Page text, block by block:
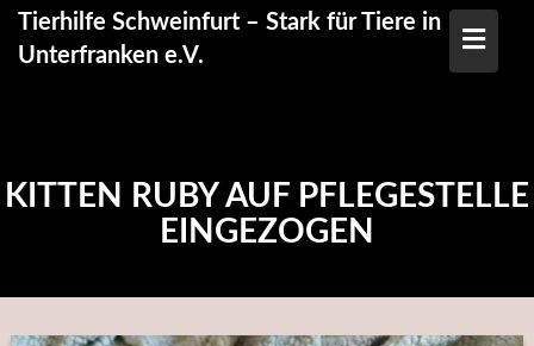
Skip
content
Tierhilfe Schweinfurt – Stark für Tiere in
Unterfranken e.V.
KITTEN RUBY AUF PFLEGESTELLE
EINGEZOGEN